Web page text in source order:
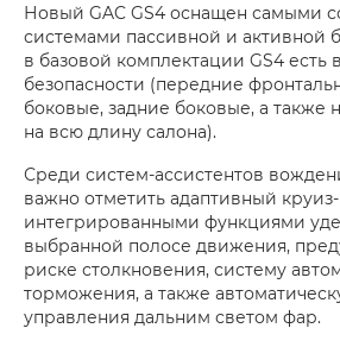
Новый GAC GS4 оснащен самыми
системами пассивной и активной
в базовой комплектации GS4 есть
безопасности (передние
боковые, задние боковые, а также
на всю длину салона).
Среди систем-ассистентов
важно отметить адаптивный
интегрированными функциями
выбранной полосе движения,
риске столкновения, систему
торможения, а также
управления дальним светом фар.